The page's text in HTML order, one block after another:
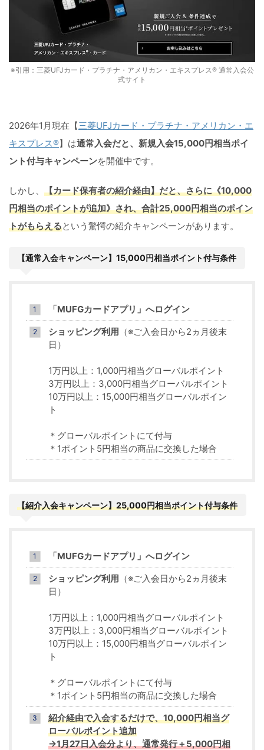
※引用：三菱UFJカード・プラチナ・アメリカン・エキスプレス® 通常入会公
式サイト
2026年1月現在【三菱UFJカード・プラチナ・アメリカン・エ
キスプレス®】は通常入会だと、新規入会15,000円相当ポイ
ント付与キャンペーンを開催中です。
しかし、 【カード保有者の紹介経由】だと、さらに《10,000
円相当のポイントが追加》され、合計25,000円相当のポイン
トがもらえるという驚愕の紹介キャンペーンがあります。
【通常入会キャンペーン】15,000円相当ポイント付与条件
「MUFGカードアプリ」へログイン
ショッピング利用 （※ご入会日から2ヵ月後末
日）
1万円以上：1,000円相当グローバルポイント
3万円以上：3,000円相当グローバルポイント
10万円以上：15,000円相当グローバルポイン
ト
＊グローバルポイントにて付与
＊1ポイント5円相当の商品に交換した場合
【紹介入会キャンペーン】25,000円相当ポイント付与条件
「MUFGカードアプリ」へログイン
ショッピング利用 （※ご入会日から2ヵ月後末
日）
1万円以上：1,000円相当グローバルポイント
3万円以上：3,000円相当グローバルポイント
10万円以上：15,000円相当グローバルポイン
ト
＊グローバルポイントにて付与
＊1ポイント5円相当の商品に交換した場合
紹介経由で入会するだけで、10,000円相当グ
ローバルポイント追加
→1月27日入会分より、通常発行＋5,000円相